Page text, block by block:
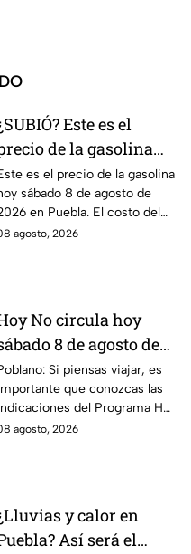
Este es el
de la gasolina
hoy sábado 8 de
de 2026
es el precio de la gasolina
sábado 8 de agosto de
en Puebla. El costo del
cambia todos los
agosto, 2026
No circula hoy
8 de agosto de
¿Qué autos no
en la CDMX y
Si piensas viajar, es
que conozcas las
del Programa Hoy
Circula HOY sábado 8 de
agosto, 2026
y calor en
Así será el